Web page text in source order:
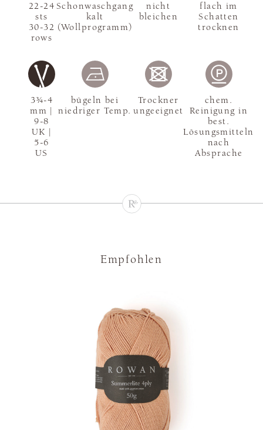
3¾-4
mm |
9-8
UK |
5-6
US
22-24
sts
30-32
rows
Schonwaschgang
kalt
(Wollprogramm)
nicht
bleichen
flach im
Schatten
trocknen
bügeln bei
niedriger Temp.
Trockner
ungeeignet
chem.
Reinigung in
best.
Lösungsmitteln
nach
Absprache
Empfohlen